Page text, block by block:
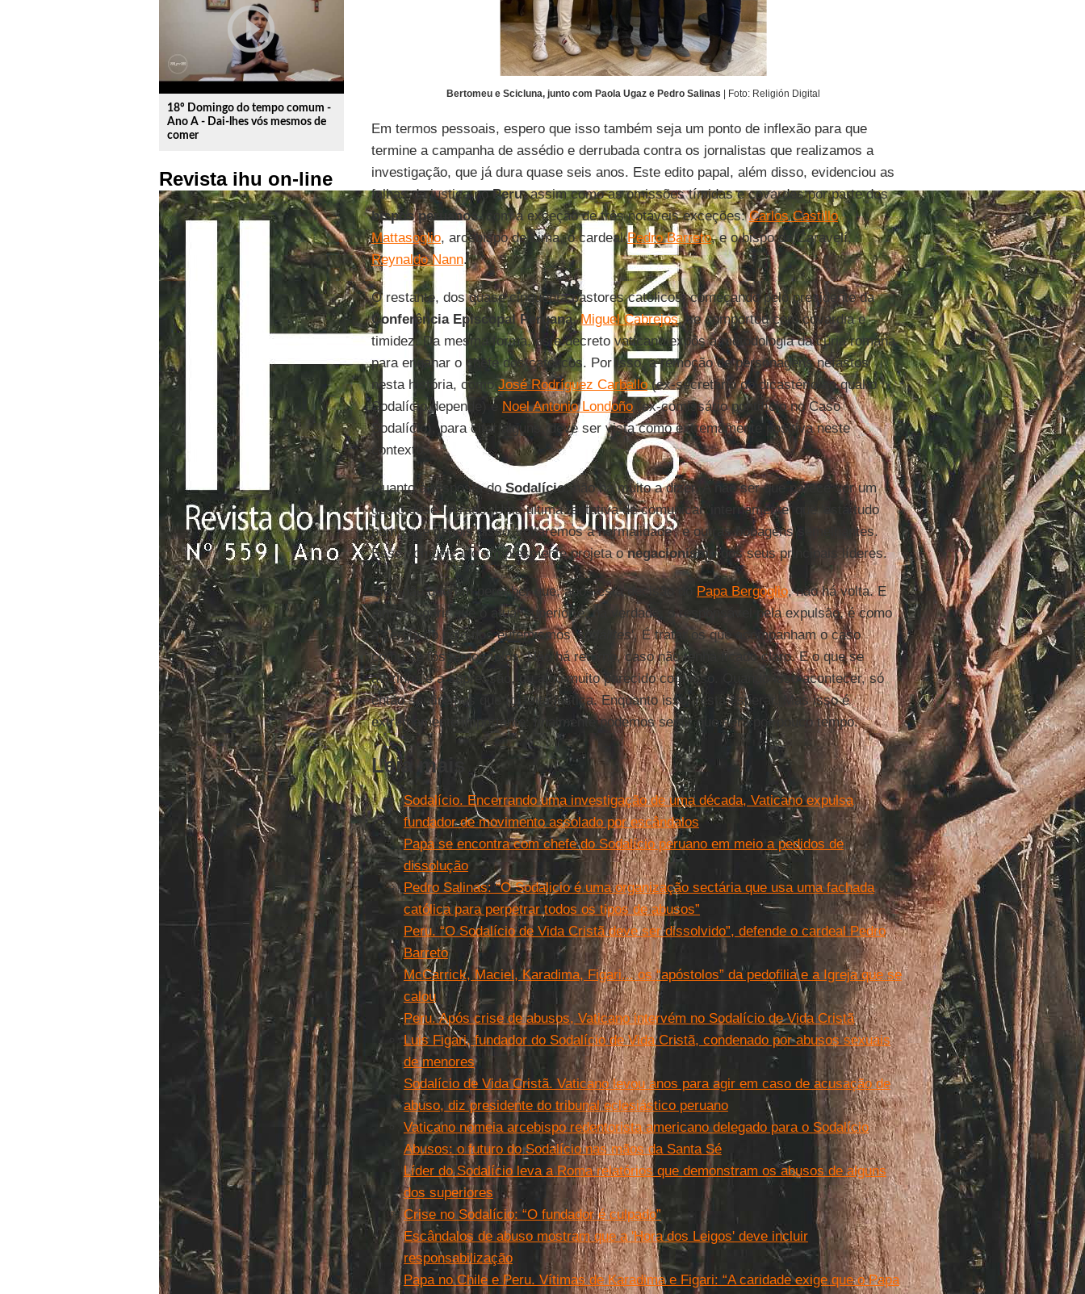
play_circle_outline
18º Domingo do tempo comum -
Ano A - Dai-lhes vós mesmos de
comer
Revista ihu on-line
Bertomeu e Scicluna, junto com Paola Ugaz e Pedro Salinas | Foto: Religión Digital
Em termos pessoais, espero que isso também seja um ponto de inflexão para que
termine a campanha de assédio e derrubada contra os jornalistas que realizamos a
investigação, que já dura quase seis anos. Este edito papal, além disso, evidenciou as
falhas da justiça noPeru, assim como as omissões tímidas e covardes por parte dos
bispos peruanos, com a exceção de três notáveis exceções:Carlos Castillo
Mattasoglio, arcebispo de Lima, o cardealPedro Barreto, e o bispo de Caravelí,
Reynaldo Nann.
O restante, dos quase cinquenta pastores católicos, começando pelo presidente da
Conferência Episcopal Peruana,Miguel Cabrejos, se comportou com covardia e
timidez. Da mesma forma, este decreto vaticano expôs a metodologia da cúria romana
para enganar o chefe dos católicos. Por isso, a remoção de personagens nefastos
nesta história, comoJosé Rodríguez Carballo(ex-secretário do dicastério ao qual o
Sodalício depende) e Noel Antonio Londoño(ex-comissário pontifício no Caso
Sodalício), para citar alguns, deve ser vista como extremamente positiva neste
contexto.
Quanto à resposta do Sodalício, não há muito a dizer. A não ser que parece ser um
gesto desesperado. Uma última tentativa de comunicar 'internamente' que 'está tudo
bem', que depois disso 'voltaremos à normalidade', e outras bobagens semelhantes.
Esse comunicado simplesmente projeta onegacionismodos seus principais líderes.
Eles não querem perceber que, após esta decisão do Papa Bergoglio, não há volta. E
ainda sugerir que o atual superior é, na verdade, o responsável pela expulsão, é como
a cereja do bolo dos eufemismos 'sodálites'. É tratar os que acompanham o caso
como se fôssemos tolos. Não há retorno, caso não tenha ficado claro. E o que se
avizinha é a supressão, ou algo muito parecido com isso. Quando isso acontecer, só
então sentiremos que foi feita justiça. Enquanto isso, resta esperar. Mas isso é
extremamente importante: finalmente podemos sentir que será por pouco tempo.
Leia mais
Sodalício. Encerrando uma investigação de uma década, Vaticano expulsa
fundador de movimento assolado por escândalos
Papa se encontra com chefe do Sodalício peruano em meio a pedidos de
dissolução
Pedro Salinas: “O Sodalicio é uma organização sectária que usa uma fachada
católica para perpetrar todos os tipos de abusos”
Peru. “O Sodalício de Vida Cristã deve ser dissolvido”, defende o cardeal Pedro
Barreto
McCarrick, Maciel, Karadima, Figari... os “apóstolos” da pedofilia e a Igreja que se
calou
Peru. Após crise de abusos, Vaticano intervém no Sodalício de Vida Cristã
Luis Figari, fundador do Sodalício de Vida Cristã, condenado por abusos sexuais
de menores
Sodalício de Vida Cristã. Vaticano levou anos para agir em caso de acusação de
abuso, diz presidente do tribunal eclesiástico peruano
Vaticano nomeia arcebispo redentorista americano delegado para o Sodalício
Abusos: o futuro do Sodalício nas mãos da Santa Sé
Líder do Sodalício leva a Roma relatórios que demonstram os abusos de alguns
dos superiores
Crise no Sodalício: “O fundador é culpado”
Escândalos de abuso mostram que a 'Hora dos Leigos' deve incluir
responsabilização
Papa no Chile e Peru. Vítimas de Karadima e Figari: “A caridade exige que o Papa